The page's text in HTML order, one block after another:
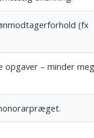
(fx
opgaver – minder